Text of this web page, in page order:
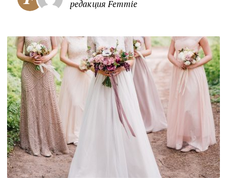
редакция Femmie